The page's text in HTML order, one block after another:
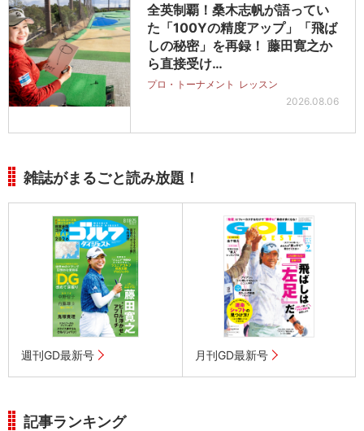
全英制覇！桑木志帆が語ってい
た「100Yの精度アップ」「飛ば
しの秘密」を再録！ 藤田寛之か
ら直接受け…
プロ・トーナメント レッスン
2026.08.06
雑誌がまるごと読み放題！
週刊GD最新号 月刊GD最新号
記事ランキング